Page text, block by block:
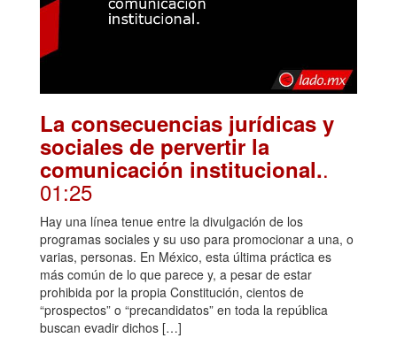
La consecuencias jurídicas y
sociales de pervertir la
comunicación institucional..
01:25
Hay una línea tenue entre la divulgación de los
programas sociales y su uso para promocionar a una, o
varias, personas. En México, esta última práctica es
más común de lo que parece y, a pesar de estar
prohibida por la propia Constitución, cientos de
“prospectos” o “precandidatos” en toda la república
buscan evadir dichos […]